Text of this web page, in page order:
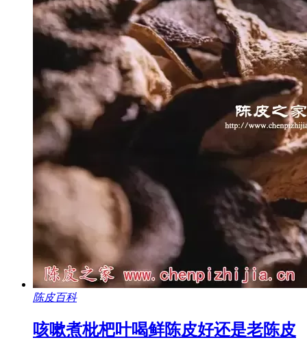
陈皮百科
咳嗽煮枇杷叶喝鲜陈皮好还是老陈皮